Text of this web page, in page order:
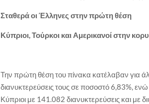
Σταθερά οι Έλληνες στην πρώτη θέση
Κύπριοι, Τούρκοι και Αμερικανοί στην
Την πρώτη θέση του πίνακα κατέλαβαν για
διανυκτερεύσεις τους σε ποσοστό 6,83%,
Κύπριοι με 141.082 διανυκτερεύσεις και με